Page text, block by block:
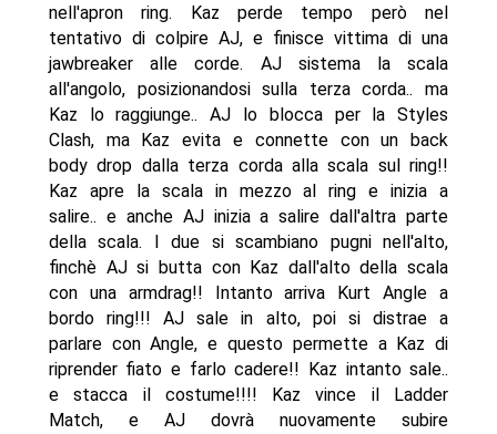
nell'apron ring. Kaz perde tempo però nel
tentativo di colpire AJ, e finisce vittima di una
jawbreaker alle corde. AJ sistema la scala
all'angolo, posizionandosi sulla terza corda.. ma
Kaz lo raggiunge.. AJ lo blocca per la Styles
Clash, ma Kaz evita e connette con un back
body drop dalla terza corda alla scala sul ring!!
Kaz apre la scala in mezzo al ring e inizia a
salire.. e anche AJ inizia a salire dall'altra parte
della scala. I due si scambiano pugni nell'alto,
finchè AJ si butta con Kaz dall'alto della scala
con una armdrag!! Intanto arriva Kurt Angle a
bordo ring!!! AJ sale in alto, poi si distrae a
parlare con Angle, e questo permette a Kaz di
riprender fiato e farlo cadere!! Kaz intanto sale..
e stacca il costume!!!! Kaz vince il Ladder
Match, e AJ dovrà nuovamente subire